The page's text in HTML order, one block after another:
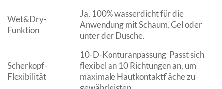
Wet&Dry-
Funktion
Ja, 100% wasserdicht für die
Anwendung mit Schaum, Gel oder
unter der Dusche.
Scherkopf-
Flexibilität
10-D-Konturanpassung: Passt sich
flexibel an 10 Richtungen an, um
maximale Hautkontaktfläche zu